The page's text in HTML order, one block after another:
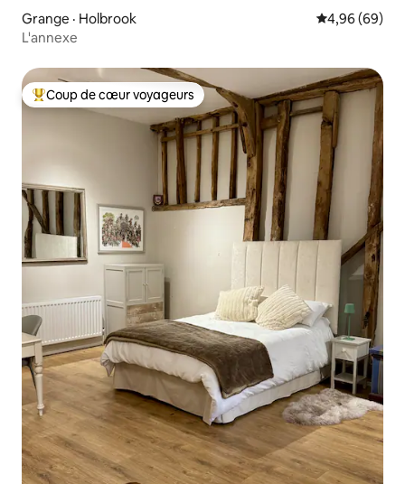
Grange · Holbrook Note
4,96 (69)
L'annexe
Coup de cœur voyageurs parmi les plus aimés
Coup de cœur voyageurs